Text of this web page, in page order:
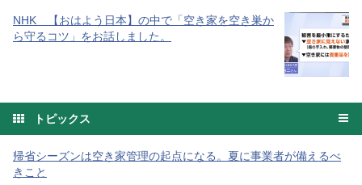
NHK 【おはよう日本】の中で「空き家を空き巣か
ら守るコツ」をお話しました。
トピックス
帰省シーズンは空き家管理の起点になる。夏に事業者が備えるべ
きこと